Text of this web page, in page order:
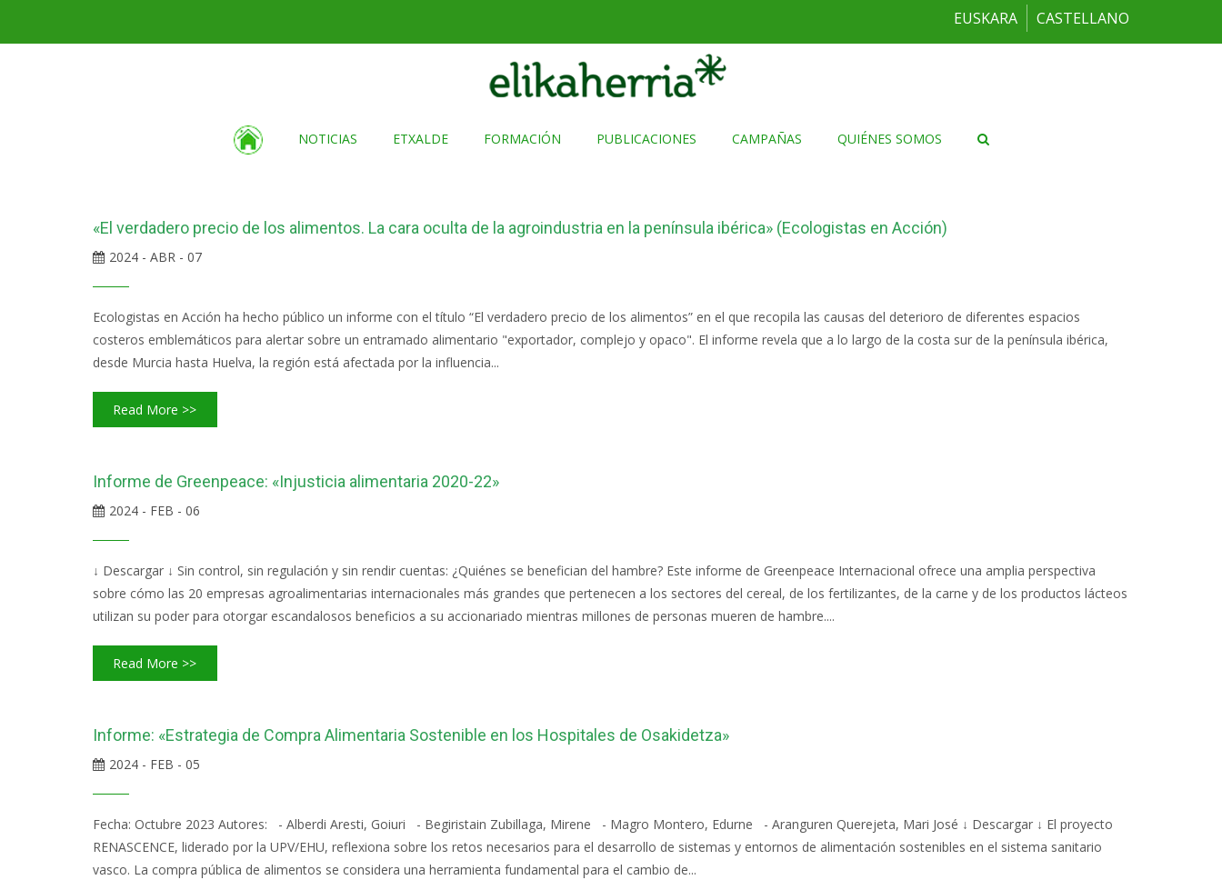
EUSKARA CASTELLANO
NOTICIAS ETXALDE FORMACIÓN PUBLICACIONES CAMPAÑAS QUIÉNES SOMOS
«El verdadero precio de los alimentos. La cara oculta de la agroindustria en la península ibérica» (Ecologistas en Acción)
2024 - ABR - 07
Ecologistas en Acción ha hecho público un informe con el título “El verdadero precio de los alimentos” en el que recopila las causas del deterioro de diferentes espacios
costeros emblemáticos para alertar sobre un entramado alimentario "exportador, complejo y opaco". El informe revela que a lo largo de la costa sur de la península ibérica,
desde Murcia hasta Huelva, la región está afectada por la influencia...
Read More >>
Informe de Greenpeace: «Injusticia alimentaria 2020-22»
2024 - FEB - 06
↓ Descargar ↓ Sin control, sin regulación y sin rendir cuentas: ¿Quiénes se benefician del hambre? Este informe de Greenpeace Internacional ofrece una amplia perspectiva
sobre cómo las 20 empresas agroalimentarias internacionales más grandes que pertenecen a los sectores del cereal, de los fertilizantes, de la carne y de los productos lácteos
utilizan su poder para otorgar escandalosos beneficios a su accionariado mientras millones de personas mueren de hambre....
Read More >>
Informe: «Estrategia de Compra Alimentaria Sostenible en los Hospitales de Osakidetza»
2024 - FEB - 05
Fecha: Octubre 2023 Autores: - Alberdi Aresti, Goiuri - Begiristain Zubillaga, Mirene - Magro Montero, Edurne - Aranguren Querejeta, Mari José ↓ Descargar ↓ El proyecto
RENASCENCE, liderado por la UPV/EHU, reflexiona sobre los retos necesarios para el desarrollo de sistemas y entornos de alimentación sostenibles en el sistema sanitario
vasco. La compra pública de alimentos se considera una herramienta fundamental para el cambio de...